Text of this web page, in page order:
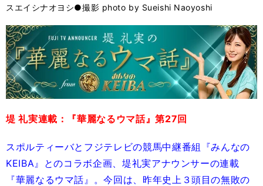
バ
スエイシナオヨシ●撮影 photo by Sueishi Naoyoshi
堤 礼実連載：『華麗なるウマ話』第27回
スポルティーバとフジテレビの競馬中継番組『みんなの
KEIBA』とのコラボ企画、堤礼実アナウンサーの連載
『華麗なるウマ話』。今回は、昨年史上３頭目の無敗の